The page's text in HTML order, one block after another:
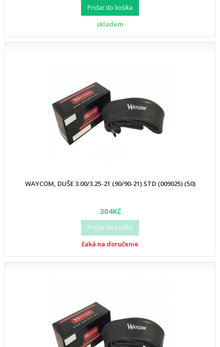
Pridať do košíka
skladem
WAYCOM, DUŠE 3.00/3.25-21 (90/90-21) STD (009025) (50)
304Kč
Pridať do košíka
čaká na doručenie